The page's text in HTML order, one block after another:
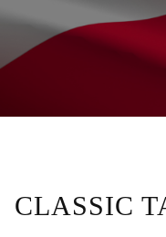
CLASSIC